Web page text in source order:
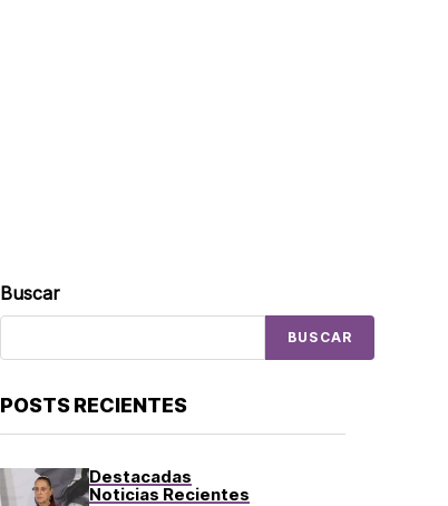
Buscar
BUSCAR
POSTS RECIENTES
Destacadas
Noticias Recientes